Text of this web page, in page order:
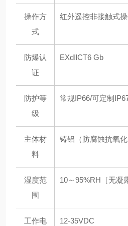
操作方
式
红外遥控非接触式
防爆认
证
EXdⅡCT6 Gb
防护等
级
常规IP66/可定制
主体材
料
铸铝（防腐蚀抗氧化
湿度范
围
10～95%RH［无凝
工作电 12-35VDC